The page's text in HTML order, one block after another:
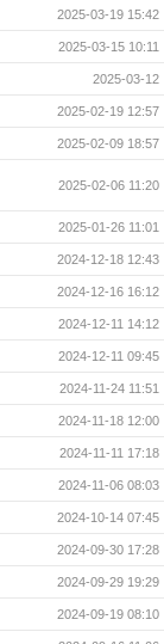
2025-03-19 15:42
2025-03-15 10:11
2025-03-12
2025-02-19 12:57
2025-02-09 18:57
2025-02-06 11:20
2025-01-26 11:01
2024-12-18 12:43
2024-12-16 16:12
2024-12-11 14:12
2024-12-11 09:45
2024-11-24 11:51
2024-11-18 12:00
2024-11-11 17:18
2024-11-06 08:03
2024-10-14 07:45
2024-09-30 17:28
2024-09-29 19:29
2024-09-19 08:10